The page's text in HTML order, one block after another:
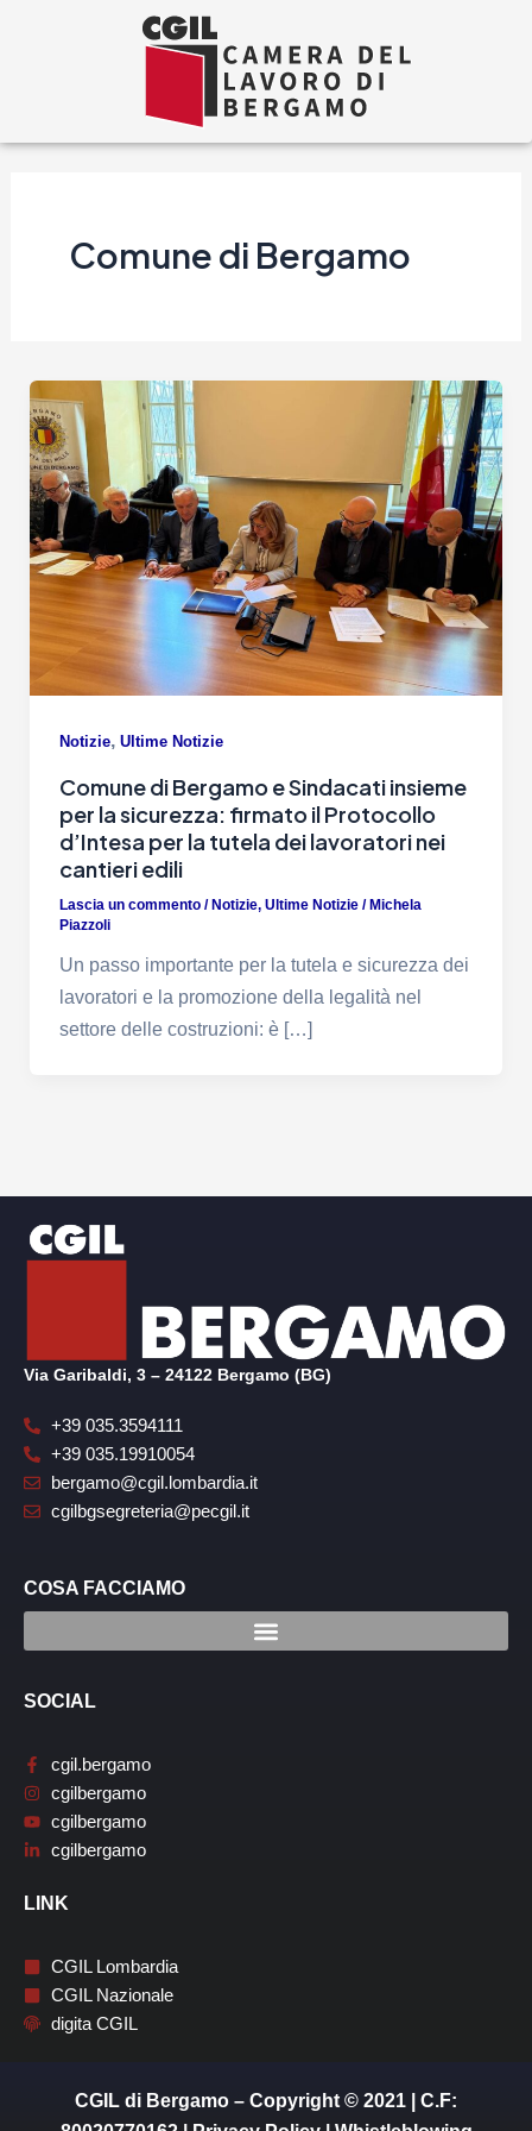
Comune di Bergamo
Notizie, Ultime Notizie
Comune di Bergamo e Sindacati insieme
per la sicurezza: firmato il Protocollo
d’Intesa per la tutela dei lavoratori nei
cantieri edili
Lascia un commento /Notizie, Ultime Notizie/Michela
Piazzoli
Un passo importante per la tutela e sicurezza dei
lavoratori e la promozione della legalità nel
settore delle costruzioni: è […]
Via Garibaldi, 3 – 24122 Bergamo (BG)
+39 035.3594111
+39 035.19910054
bergamo@cgil.lombardia.it
cgilbgsegreteria@pecgil.it
COSA FACCIAMO
SOCIAL
cgil.bergamo
cgilbergamo
cgilbergamo
cgilbergamo
LINK
CGIL Lombardia
CGIL Nazionale
digita CGIL
CGIL di Bergamo – Copyright © 2021 | C.F: